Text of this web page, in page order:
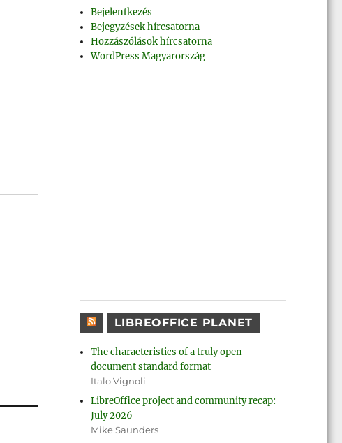
Bejelentkezés
Bejegyzések hírcsatorna
Hozzászólások hírcsatorna
WordPress Magyarország
LIBREOFFICE PLANET
The characteristics of a truly open
document standard format
Italo Vignoli
LibreOffice project and community recap:
July 2026
Mike Saunders